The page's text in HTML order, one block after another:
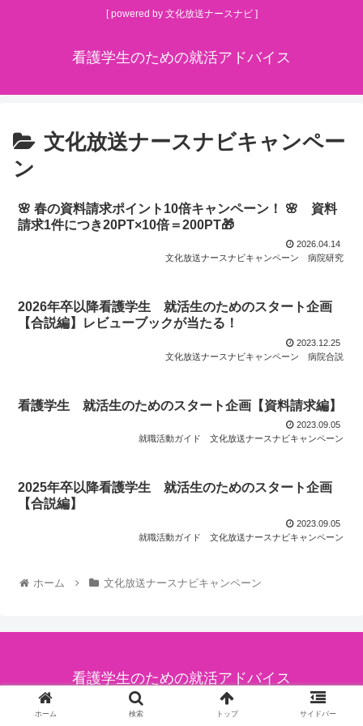
[ powered by 文化放送ナースナビ ]
看護学生のための就活アドバイス
文化放送ナースナビキャンペー
ン
🌸 春の資料請求ポイント10倍キャンペーン！ 🌸 資料
請求1件につき20PT×10倍＝200PT🎁
2026.04.14
文化放送ナースナビキャンペーン
病院研究
2026年卒以降看護学生 就活生のためのスタート企画
【合説編】レビューブックが当たる！
2023.12.25
文化放送ナースナビキャンペーン
病院合説
看護学生 就活生のためのスタート企画【資料請求編】
2023.09.05
就職活動ガイド
文化放送ナースナビキャンペーン
2025年卒以降看護学生 就活生のためのスタート企画
【合説編】
2023.09.05
就職活動ガイド
文化放送ナースナビキャンペーン
ホーム 文化放送ナースナビキャンペーン
看護学生のための就活アドバイス
© 2022 看護学生のための就活アドバイス.
ホーム 検索 トップ サイドバー